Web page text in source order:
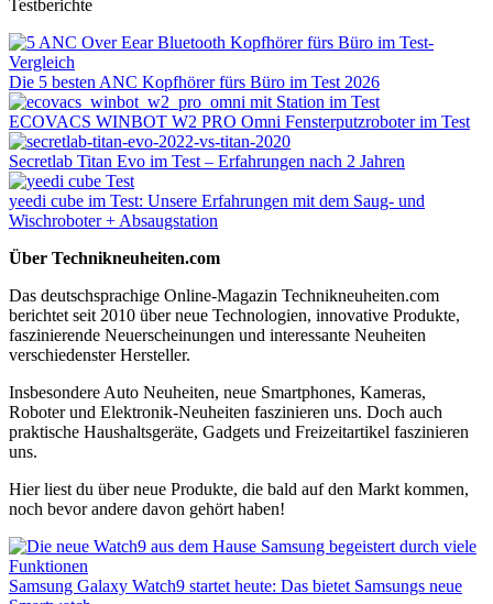
Testberichte
Die 5 besten ANC Kopfhörer fürs Büro im Test 2026
ECOVACS WINBOT W2 PRO Omni Fensterputzroboter im Test
Secretlab Titan Evo im Test – Erfahrungen nach 2 Jahren
yeedi cube im Test: Unsere Erfahrungen mit dem Saug- und
Wischroboter + Absaugstation
Über Technikneuheiten.com
Das deutschsprachige Online-Magazin Technikneuheiten.com
berichtet seit 2010 über neue Technologien, innovative Produkte,
faszinierende Neuerscheinungen und interessante Neuheiten
verschiedenster Hersteller.
Insbesondere Auto Neuheiten, neue Smartphones, Kameras,
Roboter und Elektronik-Neuheiten faszinieren uns. Doch auch
praktische Haushaltsgeräte, Gadgets und Freizeitartikel faszinieren
uns.
Hier liest du über neue Produkte, die bald auf den Markt kommen,
noch bevor andere davon gehört haben!
Samsung Galaxy Watch9 startet heute: Das bietet Samsungs neue